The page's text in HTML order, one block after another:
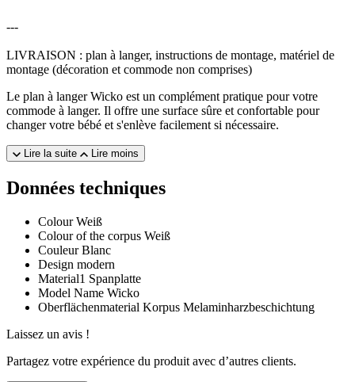
---
LIVRAISON : plan à langer, instructions de montage, matériel de
montage (décoration et commode non comprises)
Le plan à langer Wicko est un complément pratique pour votre
commode à langer. Il offre une surface sûre et confortable pour
changer votre bébé et s'enlève facilement si nécessaire.
Lire la suite Lire moins
Données techniques
Colour Weiß
Colour of the corpus Weiß
Couleur Blanc
Design modern
Material1 Spanplatte
Model Name Wicko
Oberflächenmaterial Korpus Melaminharzbeschichtung
Laissez un avis !
Partagez votre expérience du produit avec d’autres clients.